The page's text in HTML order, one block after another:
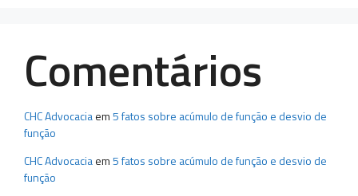
Comentários
CHC Advocaciaem5 fatos sobre acúmulo de função e desvio de
função
CHC Advocaciaem5 fatos sobre acúmulo de função e desvio de
função